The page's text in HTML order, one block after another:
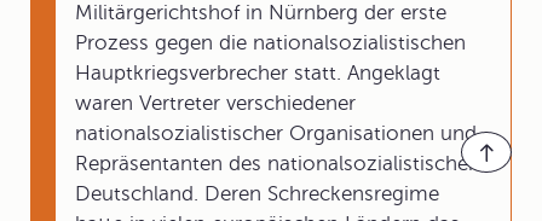
Militärgerichtshof in Nürnberg der erste
Prozess gegen die nationalsozialistischen
Hauptkriegsverbrecher statt. Angeklagt
waren Vertreter verschiedener
nationalsozialistischer Organisationen und
Repräsentanten des nationalsozialistischen
Deutschland. Deren Schreckensregime